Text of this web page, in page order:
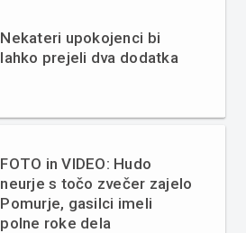
Nekateri upokojenci bi
lahko prejeli dva dodatka
FOTO in VIDEO: Hudo
neurje s točo zvečer zajelo
Pomurje, gasilci imeli
polne roke dela